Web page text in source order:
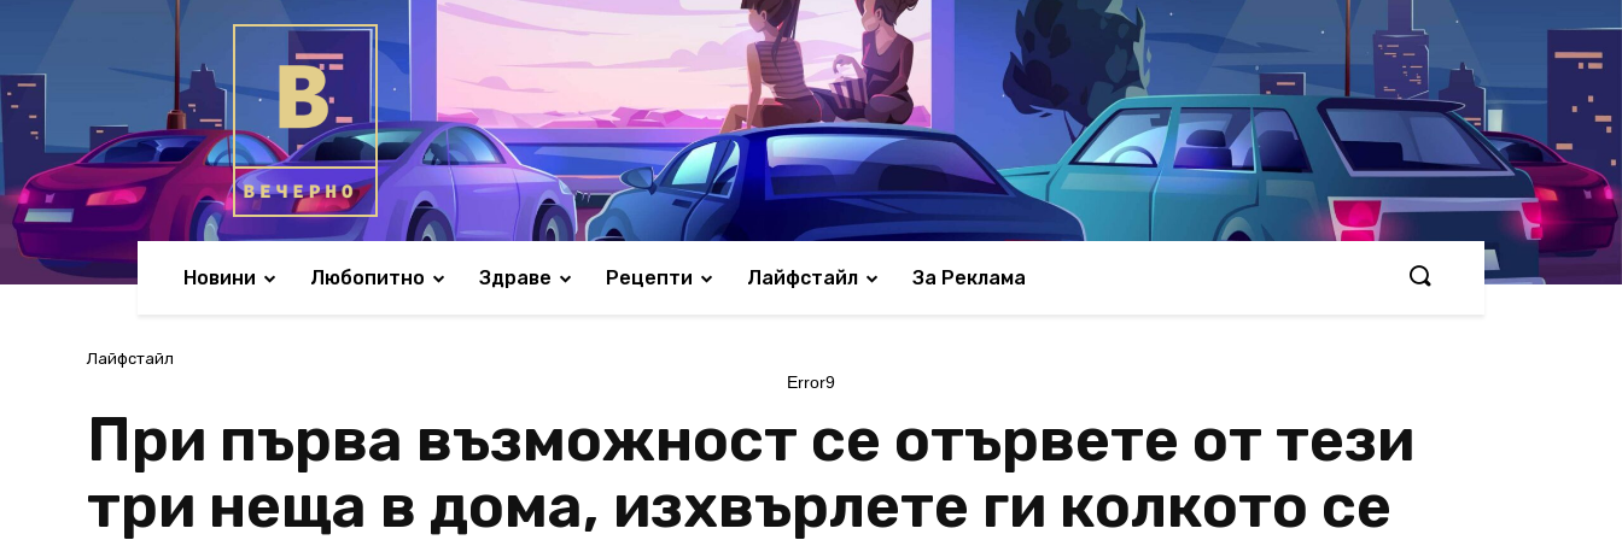
Новини Любопитно Здраве Рецепти Лайфстайл За Реклама
Лайфстайл
Error9
При първа възможност се отървете от тези
три неща в дома, изхвърлете ги колкото се